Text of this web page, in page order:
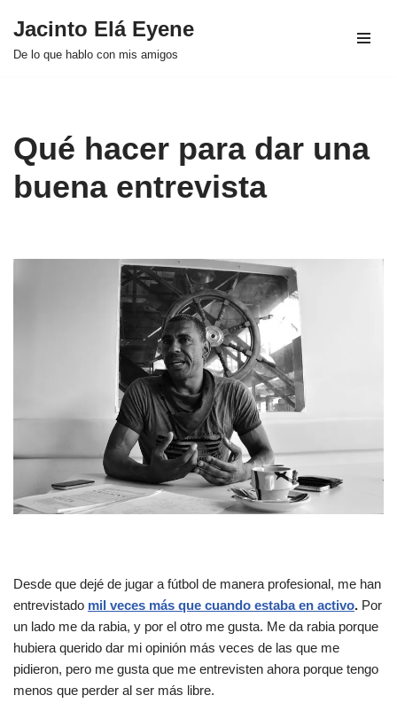
Saltar
Jacinto Elá Eyene
De lo que hablo con mis amigos
Qué hacer para dar una
buena entrevista
Desde que dejé de jugar a fútbol de manera profesional, me han
entrevistado mil veces más que cuando estaba en activo. Por
un lado me da rabia, y por el otro me gusta. Me da rabia porque
hubiera querido dar mi opinión más veces de las que me
pidieron, pero me gusta que me entrevisten ahora porque tengo
menos que perder al ser más libre.